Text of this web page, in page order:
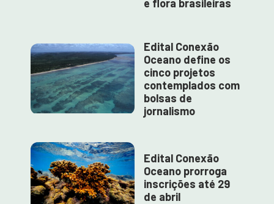
e flora brasileiras
Edital Conexão
Oceano define os
cinco projetos
contemplados com
bolsas de
jornalismo
Edital Conexão
Oceano prorroga
inscrições até 29
de abril